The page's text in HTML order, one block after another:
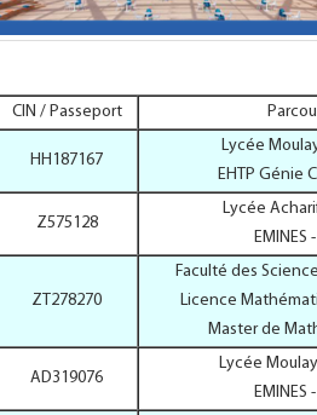
CIN / Passeport
HH187167
Lycée
EHTP Génie
Z575128
Lycée
EMINES
ZT278270
Faculté des
Licence
Master de
AD319076
Lycée
EMINES